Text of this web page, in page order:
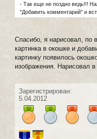
- Так еще не поздно ведь!!!
"Добавить комментарий" и
Спасибо, я нарисовал, по
картинка в окошке и
картинку появилось
изображения. Нарисовал
Зарегистрирован:
5.04.2012